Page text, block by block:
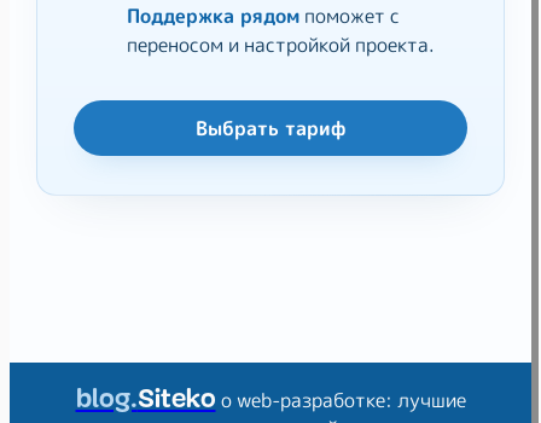
Поддержка рядом поможет с
переносом и настройкой проекта.
Выбрать тариф
blog.Siteko о web-разработке: лучшие